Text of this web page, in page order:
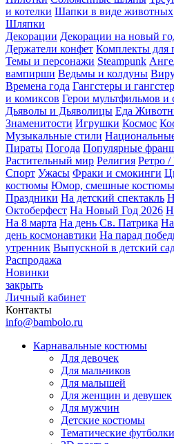
и котелки Шапки в виде животных
Шляпки
Декорации Декорации на новый
Держатели конфет Комплекты для
Темы и персонажи Steampunk
вампирши Ведьмы и колдуны
Времена года Гангстеры и
и комиксов Герои мультфильмов и
Дьяволы и Дьяволицы Еда
Знаменитости Игрушки Космос
Музыкальные стили
Пираты Погода Популярные
Растительный мир Религия Ретро /
Спорт Ужасы Фраки и смокинги
костюмы Юмор, смешные костюмы
Праздники На детский спектакль
Октоберфест На Новый Год 2026
На 8 марта На день Св. Патрика
день космонавтики На парад
утренник Выпускной в детский
Распродажа
Новинки
закрыть
Личный кабинет
Контакты
info@bambolo.ru
Карнавальные костюмы
Для девочек
Для мальчиков
Для малышей
Для женщин и девушек
Для мужчин
Детские костюмы
Тематические футболки